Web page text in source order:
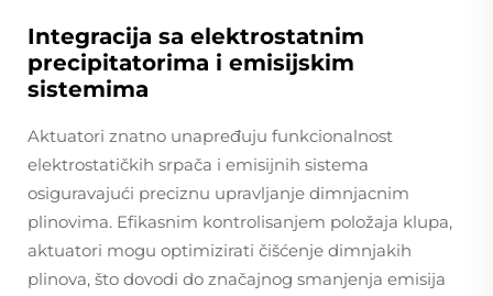
Integracija sa elektrostatnim
precipitatorima i emisijskim
sistemima
Aktuatori znatno unapređuju funkcionalnost
elektrostatičkih srpača i emisijnih sistema
osiguravajući preciznu upravljanje dimnjacnim
plinovima. Efikasnim kontrolisanjem položaja klupa,
aktuatori mogu optimizirati čišćenje dimnjakih
plinova, što dovodi do značajnog smanjenja emisija